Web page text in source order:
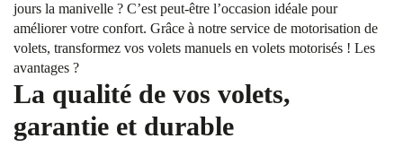
jours la manivelle ? C’est peut-être l’occasion idéale pour
améliorer votre confort. Grâce à notre service de motorisation de
volets, transformez vos volets manuels en volets motorisés ! Les
avantages ?
La qualité de vos volets,
garantie et durable